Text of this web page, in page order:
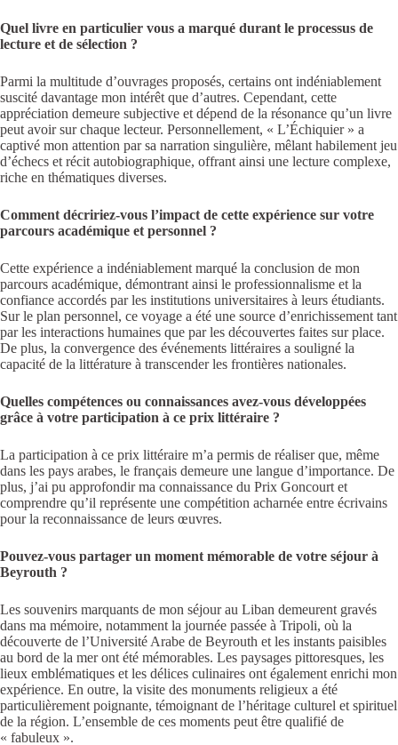
Quel livre en particulier vous a marqué durant le processus de
lecture et de sélection ?
Parmi la multitude d’ouvrages proposés, certains ont indéniablement
suscité davantage mon intérêt que d’autres. Cependant, cette
appréciation demeure subjective et dépend de la résonance qu’un livre
peut avoir sur chaque lecteur. Personnellement, « L’Échiquier » a
captivé mon attention par sa narration singulière, mêlant habilement jeu
d’échecs et récit autobiographique, offrant ainsi une lecture complexe,
riche en thématiques diverses.
Comment décririez-vous l’impact de cette expérience sur votre
parcours académique et personnel ?
Cette expérience a indéniablement marqué la conclusion de mon
parcours académique, démontrant ainsi le professionnalisme et la
confiance accordés par les institutions universitaires à leurs étudiants.
Sur le plan personnel, ce voyage a été une source d’enrichissement tant
par les interactions humaines que par les découvertes faites sur place.
De plus, la convergence des événements littéraires a souligné la
capacité de la littérature à transcender les frontières nationales.
Quelles compétences ou connaissances avez-vous développées
grâce à votre participation à ce prix littéraire ?
La participation à ce prix littéraire m’a permis de réaliser que, même
dans les pays arabes, le français demeure une langue d’importance. De
plus, j’ai pu approfondir ma connaissance du Prix Goncourt et
comprendre qu’il représente une compétition acharnée entre écrivains
pour la reconnaissance de leurs œuvres.
Pouvez-vous partager un moment mémorable de votre séjour à
Beyrouth ?
Les souvenirs marquants de mon séjour au Liban demeurent gravés
dans ma mémoire, notamment la journée passée à Tripoli, où la
découverte de l’Université Arabe de Beyrouth et les instants paisibles
au bord de la mer ont été mémorables. Les paysages pittoresques, les
lieux emblématiques et les délices culinaires ont également enrichi mon
expérience. En outre, la visite des monuments religieux a été
particulièrement poignante, témoignant de l’héritage culturel et spirituel
de la région. L’ensemble de ces moments peut être qualifié de
« fabuleux ».